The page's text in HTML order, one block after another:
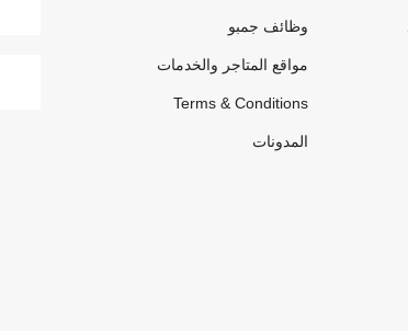
وظائف جمبو
مواقع المتاجر والخدمات
Terms & Conditions
المدونات